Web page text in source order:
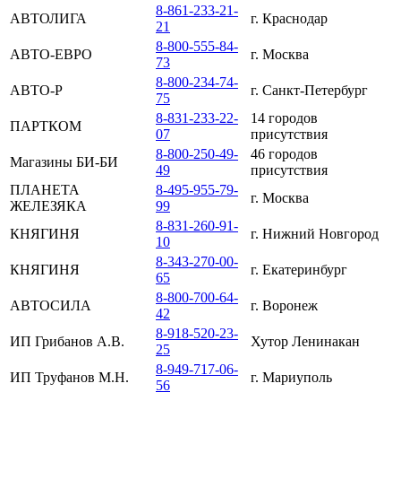
АВТОЛИГА
8-861-233-21-
21
г. Краснодар
АВТО-ЕВРО
8-800-555-84-
73
г. Москва
АВТО-Р
8-800-234-74-
75
г. Санкт-Петербург
ПАРТКОМ
8-831-233-22-
07
14 городов
присутствия
Магазины БИ-БИ
8-800-250-49-
49
46 городов
присутствия
ПЛАНЕТА
ЖЕЛЕЗЯКА
8-495-955-79-
99
г. Москва
КНЯГИНЯ
8-831-260-91-
10
г. Нижний Новгород
КНЯГИНЯ
8-343-270-00-
65
г. Екатеринбург
АВТОСИЛА
8-800-700-64-
42
г. Воронеж
ИП Грибанов А.В.
8-918-520-23-
25
Хутор Ленинакан
ИП Труфанов М.Н.
8-949-717-06-
56
г. Мариуполь